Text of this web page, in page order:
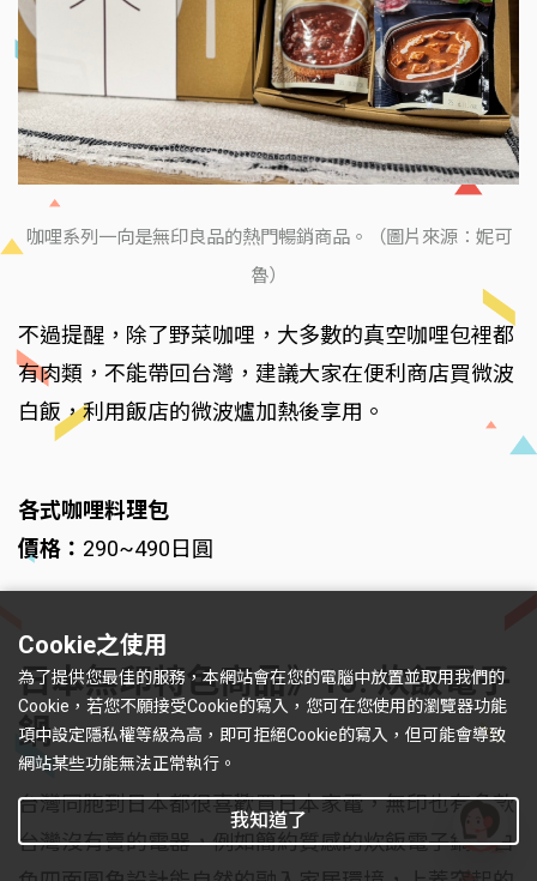
咖哩系列一向是無印良品的熱門暢銷商品。（圖片來源：妮可
魯）
不過提醒，除了野菜咖哩，大多數的真空咖哩包裡都
有肉類，不能帶回台灣，建議大家在便利商店買微波
白飯，利用飯店的微波爐加熱後享用。
各式咖哩料理包
價格： 290~490日圓
日本無印特色商品》10. 炊飯電子
鍋
台灣同胞到日本都很喜歡買日本家電，無印也有多款
台灣沒有賣的電器，例如簡約質感的炊飯電子鍋，白
Cookie之使用
為了提供您最佳的服務，本網站會在您的電腦中放置並取用我們的
Cookie，若您不願接受Cookie的寫入，您可在您使用的瀏覽器功能
項中設定隱私權等級為高，即可拒絕Cookie的寫入，但可能會導致
網站某些功能無法正常執行。
我知道了